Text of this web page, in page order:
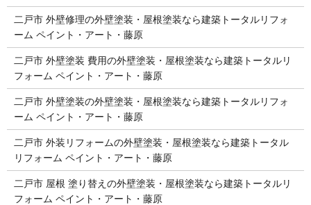
二戸市 外壁修理の外壁塗装・屋根塗装なら建築トータルリフォ
ーム ペイント・アート・藤原
二戸市 外壁塗装 費用の外壁塗装・屋根塗装なら建築トータルリ
フォーム ペイント・アート・藤原
二戸市 外壁塗装の外壁塗装・屋根塗装なら建築トータルリフォ
ーム ペイント・アート・藤原
二戸市 外装リフォームの外壁塗装・屋根塗装なら建築トータル
リフォーム ペイント・アート・藤原
二戸市 屋根 塗り替えの外壁塗装・屋根塗装なら建築トータルリ
フォーム ペイント・アート・藤原